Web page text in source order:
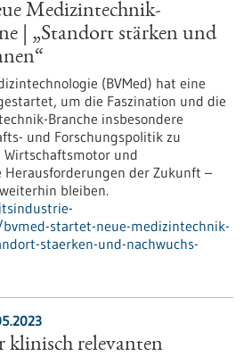
Medizintechnik-
| „Standort stärken und
(BVMed) hat eine
um die Faszination und die
Branche insbesondere
und Forschungspolitik zu
Wirtschaftsmotor und
der Zukunft –
bleiben.
startet-neue-medizintechnik-
staerken-und-nachwuchs-
klinisch relevanten